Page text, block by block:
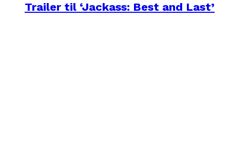
Trailer til ‘Jackass: Best and Last’